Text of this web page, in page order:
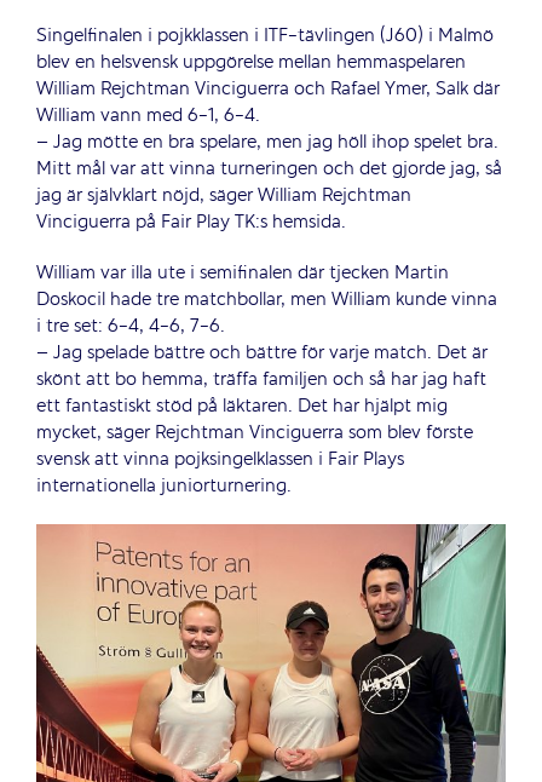
Singelfinalen i pojkklassen i ITF-tävlingen (J60) i Malmö
blev en helsvensk uppgörelse mellan hemmaspelaren
William Rejchtman Vinciguerra och Rafael Ymer, Salk där
William vann med 6-1, 6-4.
– Jag mötte en bra spelare, men jag höll ihop spelet bra.
Mitt mål var att vinna turneringen och det gjorde jag, så
jag är självklart nöjd, säger William Rejchtman
Vinciguerra på Fair Play TK:s hemsida.
William var illa ute i semifinalen där tjecken Martin
Doskocil hade tre matchbollar, men William kunde vinna
i tre set: 6-4, 4-6, 7-6.
– Jag spelade bättre och bättre för varje match. Det är
skönt att bo hemma, träffa familjen och så har jag haft
ett fantastiskt stöd på läktaren. Det har hjälpt mig
mycket, säger Rejchtman Vinciguerra som blev förste
svensk att vinna pojksingelklassen i Fair Plays
internationella juniorturnering.